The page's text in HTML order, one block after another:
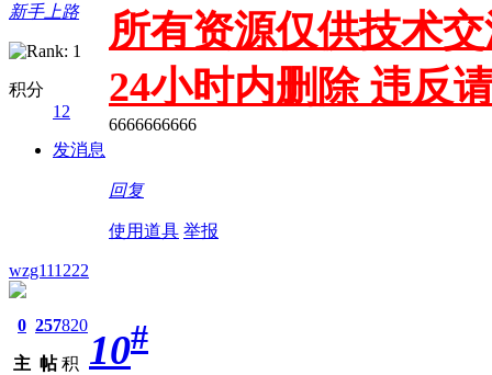
新手上路
积分
12
发消息
所有资源仅供技术
24小时内删除 违反
6666666666
回复
使用道具 举报
wzg111222
0
主
257
帖
820
积
10#